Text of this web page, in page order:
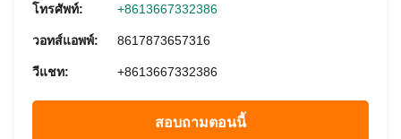
โทรศัพท์: +8613667332386
วอทส์แอพพ์: 8617873657316
วีแชท: +8613667332386
สอบถามตอนนี้